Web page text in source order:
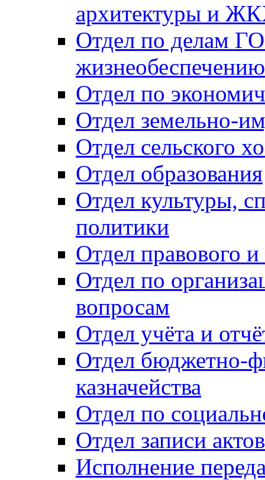
архитектуры и
Отдел по делам
Отдел по
Отдел земельно-
Отдел сельского
Отдел образования
Отдел культуры,
политики
Отдел правового
Отдел по
вопросам
Отдел учёта и
Отдел бюджетно-
казначейства
Отдел по
Отдел записи
Исполнение